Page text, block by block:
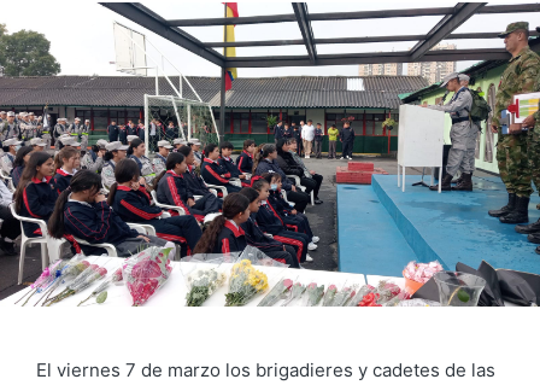
El viernes 7 de marzo los brigadieres y cadetes de las